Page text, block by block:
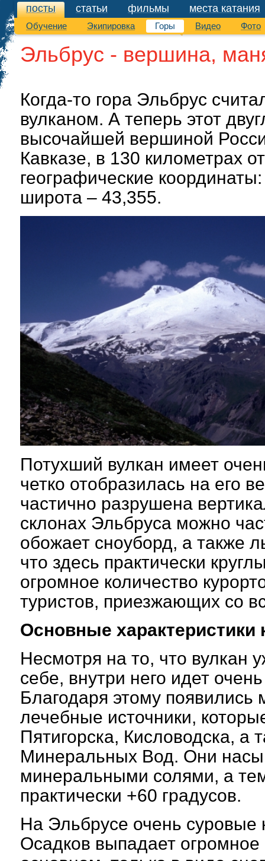
посты
посты статьи фильмы места катания
Обучение Экипировка Горы Видео Фото
Эльбрус - вершина,
Когда-то гора Эльбрус
вулканом. А теперь этот
высочайшей вершиной
Кавказе, в 130 километрах
географические
широта – 43,355.
Потухший вулкан имеет
четко отобразилась на его
частично разрушена
склонах Эльбруса можно
обожает сноуборд, а также
что здесь практически
огромное количество
туристов, приезжающих со
Основные
Несмотря на то, что вулкан
себе, внутри него идет
Благодаря этому появились
лечебные источники,
Пятигорска, Кисловодска, а
Минеральных Вод. Они
минеральными солями, а
практически +60 градусов.
На Эльбрусе очень суровые
Осадков выпадает огромное